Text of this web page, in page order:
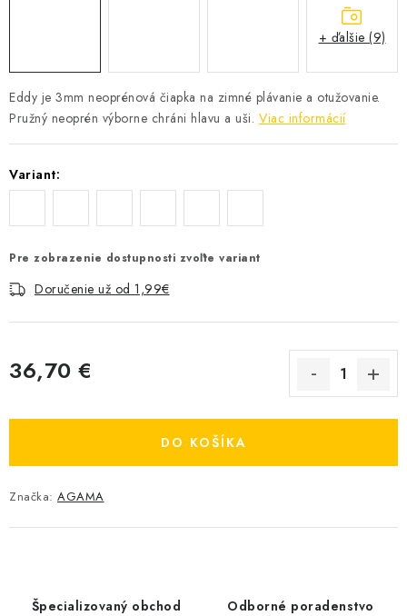
Eddy je 3mm neoprénová čiapka na zimné plávanie a otužovanie.
Pružný neoprén výborne chráni hlavu a uši. Viac informácií
Variant:
Pre zobrazenie dostupnosti zvoľte variant
Doručenie už od 1,99€
36,70 €
DO KOŠÍKA
Značka: AGAMA
+ ďalšie (9)
Špecializovaný obchod Odborné poradenstvo